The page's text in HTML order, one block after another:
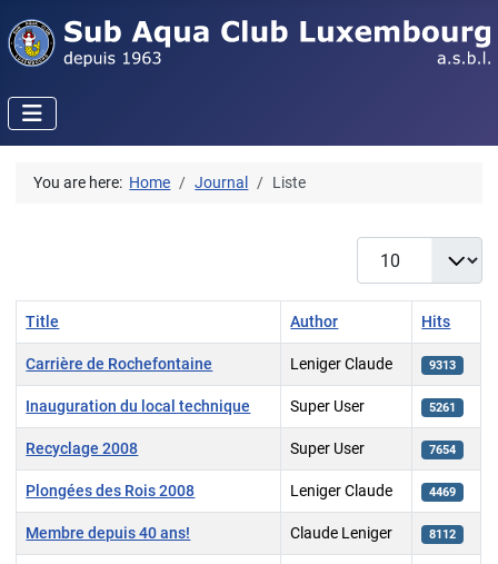
You are here: Home Journal Liste
Title Author Hits
Carrière de Rochefontaine Leniger Claude 9313
Inauguration du local technique Super User 5261
Recyclage 2008 Super User 7654
Plongées des Rois 2008 Leniger Claude 4469
Membre depuis 40 ans! Claude Leniger 8112